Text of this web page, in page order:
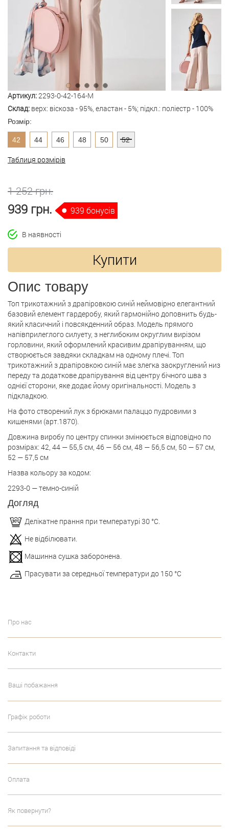
Артикул:2293-0-42-164-M
Склад: верх: віскоза - 95%, еластан - 5%; підкл.: поліестр - 100%
Розмір:
42 44 46 48 50 52
Таблиця розмірів
1 252 грн.
939 грн. 939 бонусів
В наявності
Купити
Опис товару
Топ трикотажний з драпіровкою синій неймовірно елегантний
базовий елемент гардеробу, який гармонійно доповнить будь-
який класичний і повсякденний образ. Модель прямого
напівприлеглого силуету, з неглибоким округлим вирізом
горловини, який оформлений красивим драпіруванням, що
створюється завдяки складкам на одному плечі. Топ
трикотажний з драпіровкою синій має злегка заокруглений низ
переду та додаткове драпірування від центру бічного шва з
однієї сторони, яке додає йому оригінальності. Модель з
підкладкою.
На фото створений лук з брюками палаццо пудровими з
кишенями (арт.1870).
Довжина виробу по центру спинки змінюється відповідно по
розмірах: 42, 44 — 55,5 см, 46 — 56 см, 48 — 56,5 см, 50 — 57 см,
52 — 57,5 см
Назва кольору за кодом:
2293-0 — темно-синій
Догляд
Делікатне прання при температурі 30 °С.
Не відбілювати.
Машинна сушка заборонена.
Прасувати за середньої температури до 150 °С
Про нас
Контакти
Ваші побажання
Графік роботи
Запитання та відповіді
Оплата
Як повернути?